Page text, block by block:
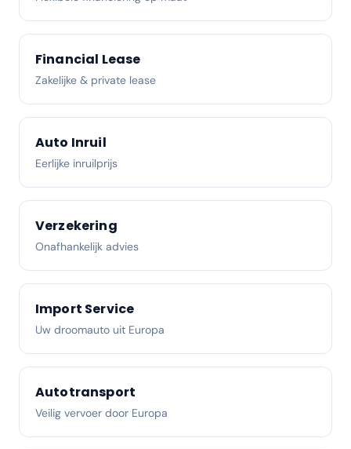
Financial Lease
Zakelijke & private lease
Auto Inruil
Eerlijke inruilprijs
Verzekering
Onafhankelijk advies
Import Service
Uw droomauto uit Europa
Autotransport
Veilig vervoer door Europa